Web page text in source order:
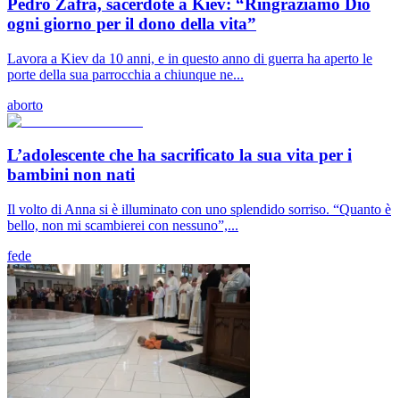
Pedro Zafra, sacerdote a Kiev: “Ringraziamo Dio
ogni giorno per il dono della vita”
Lavora a Kiev da 10 anni, e in questo anno di guerra ha aperto le
porte della sua parrocchia a chiunque ne...
aborto
L’adolescente che ha sacrificato la sua vita per i
bambini non nati
Il volto di Anna si è illuminato con uno splendido sorriso. “Quanto è
bello, non mi scambierei con nessuno”,...
fede